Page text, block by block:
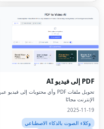
PDF إلى فيديو AI
تحويل ملفات PDF وأي محتويات إلى فيديو عبر
الإنترنت مجانًا
2025-11-19
وكلاء الصوت بالذكاء الاصطناعي